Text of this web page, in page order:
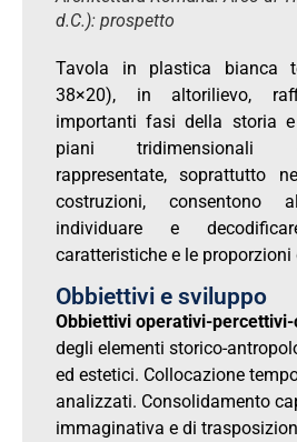
d.C.): prospetto
Tavola in plastica bianca
38×20), in altorilievo,
importanti fasi della storia e
piani tridimensionali
rappresentate, soprattutto
costruzioni, consentono
individuare e
caratteristiche e le proporzioni
Obbiettivi e sviluppo
Obbiettivi operativi-
degli elementi storico-
ed estetici. Collocazione
analizzati. Consolidamento
immaginativa e di